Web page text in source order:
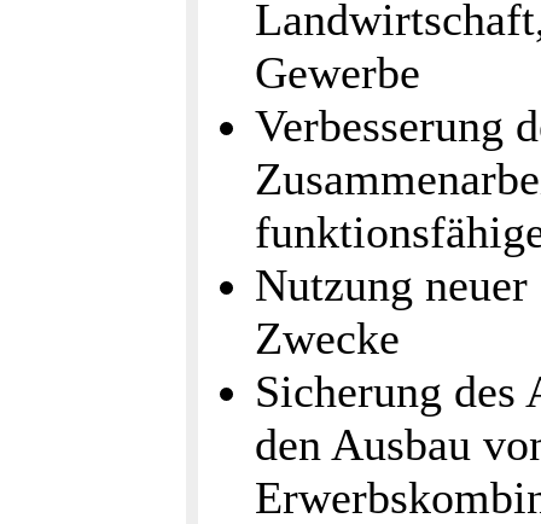
Gewerbe
Verbesserung
Nutzung
Zwecke
Sicherung
den Ausbau